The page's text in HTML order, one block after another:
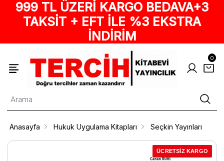
999 TL ÜZERİ KARGO BEDAVA+3
TAKSİT + EFT İLE %3 EKSTRA
İNDİRİM
0
Anasayfa Hukuk Uygulama Kitapları Seçkin Yayınları
ÜCRETSİZ KARGO